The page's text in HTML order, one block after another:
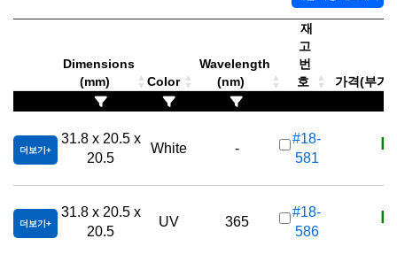
Dimensions
(mm)
Color
Wavelength
(nm)
재
고
번
호
가격(부가
더보기
31.8 x 20.5 x
20.5
White -
#18-
581
더보기
31.8 x 20.5 x
20.5
UV 365
#18-
586